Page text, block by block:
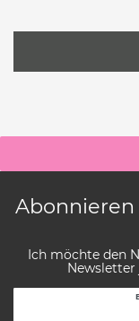
Abonnieren
Ich möchte den
Newsletter